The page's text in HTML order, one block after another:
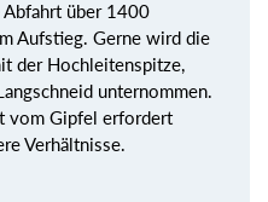
Abfahrt über 1400
Aufstieg. Gerne wird die
der Hochleitenspitze,
unternommen.
vom Gipfel erfordert
Verhältnisse.